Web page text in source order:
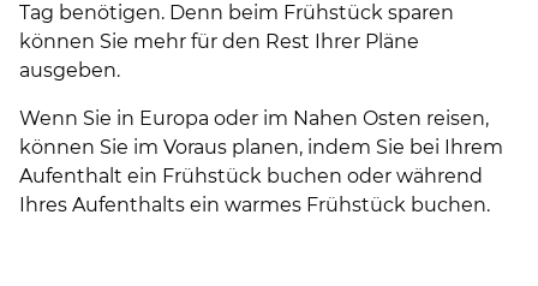
Tag benötigen. Denn beim Frühstück sparen
können Sie mehr für den Rest Ihrer Pläne
ausgeben.
Wenn Sie in Europa oder im Nahen Osten reisen,
können Sie im Voraus planen, indem Sie bei Ihrem
Aufenthalt ein Frühstück buchen oder während
Ihres Aufenthalts ein warmes Frühstück buchen.